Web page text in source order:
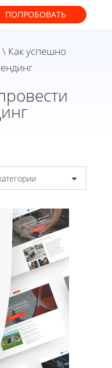
ПОПРОБОВАТЬ
\ Как успешно